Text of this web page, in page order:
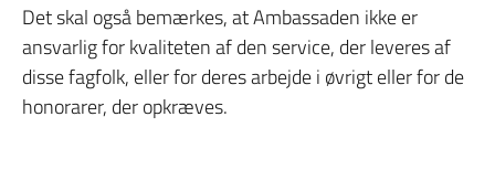
Det skal også bemærkes, at Ambassaden ikke er
ansvarlig for kvaliteten af den service, der leveres af
disse fagfolk, eller for deres arbejde i øvrigt eller for de
honorarer, der opkræves.